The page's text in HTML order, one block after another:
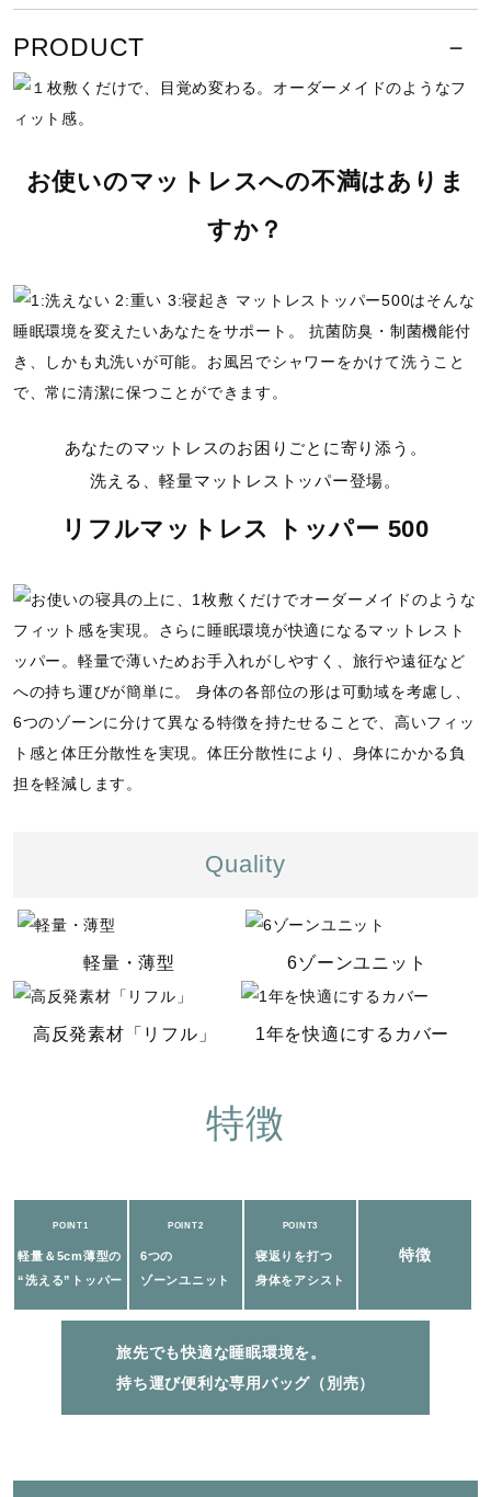
サポート
取扱店一覧
キルト面
本体：ポリエステル100％
中綿：ポリエステル100％
ポリエステル100％
合成繊維（ポリエーテルエステル系繊維）100％
原産国
約4.35kg
2024年春夏
PRODUCT
お使いのマットレスへの不満はありま
すか？
あなたのマットレスのお困りごとに寄り添う。
洗える、軽量マットレストッパー登場。
リフルマットレス トッパー 500
Quality
軽量・薄型 6ゾーンユニット
高反発素材「リフル」 1年を快適にするカバー
特徴
POINT1
軽量＆5cm薄型の
“洗える”トッパー
POINT2
6つの
ゾーンユニット
POINT3
寝返りを打つ
身体をアシスト
特徴
旅先でも快適な睡眠環境を。
持ち運び便利な専用バッグ（別売）